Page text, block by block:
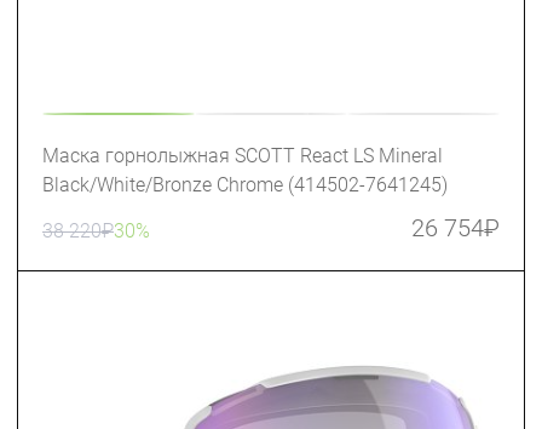
Маска горнолыжная SCOTT React LS Mineral
Black/White/Bronze Chrome (414502-7641245)
38 220₽30% 26 754₽